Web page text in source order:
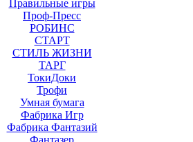
Правильные игры
Проф-Пресс
РОБИНС
СТАРТ
СТИЛЬ ЖИЗНИ
ТАРГ
ТокиДоки
Трофи
Умная бумага
Фабрика Игр
Фабрика Фантазий